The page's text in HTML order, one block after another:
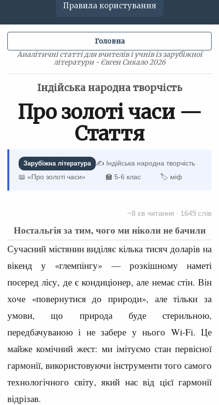
Правила користування
Аналітичні статті для вчителів і учнів із зарубіжної
літератури - Євген Сикало 2026
Головна
Індійська народна творчість
Про золоті часи —
Стаття
Зарубіжна література
✍️ Індійська народна творчість
📖 «Про золоті часи»
🏫 5-6 клас 🏷 міф
~8 хв читання · 1649 слів
Ностальгія за тим, чого ми ніколи не бачили
Сучасний містянин виділяє кілька тисяч доларів на
вікенд у «глемпінгу» — розкішному наметі
посеред лісу, де є кондиціонер, але немає стін. Він
хоче «повернутися до природи», але тільки за
умови, що природа буде стерильною,
передбачуваною і не забере у нього Wi-Fi. Це
майже комічний жест: ми імітуємо стан первісної
гармонії, використовуючи інструменти того самого
технологічного світу, який нас від цієї гармонії
відрізав.